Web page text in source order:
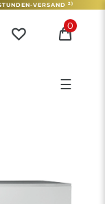
VERSAND 2)
0
☰